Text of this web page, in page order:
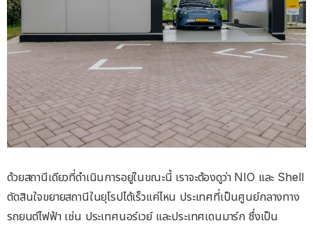
ด้วยสถานีเดียวที่ดําเนินการอยู่ในขณะนี้ เราจะต้องดูว่า NIO และ Shell
ตัดสินใจขยายสถานีในยุโรปได้เร็วแค่ไหน ประเทศที่เป็นศูนย์กลางทาง
รถยนต์ไฟฟ้า เช่น ประเทศนอร์เวย์ และประเทศเดนมาร์ก ซึ่งเป็น